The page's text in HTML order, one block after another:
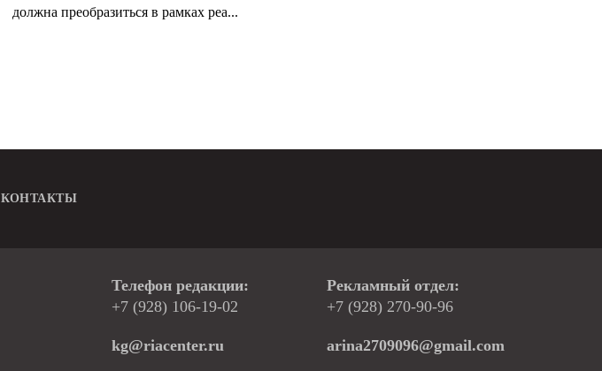
должна преобразиться в рамках реа...
КОНТАКТЫ
Телефон редакции:
+7 (928) 106-19-02
kg@riacenter.ru
Рекламный отдел:
+7 (928) 270-90-96
arina2709096@gmail.com